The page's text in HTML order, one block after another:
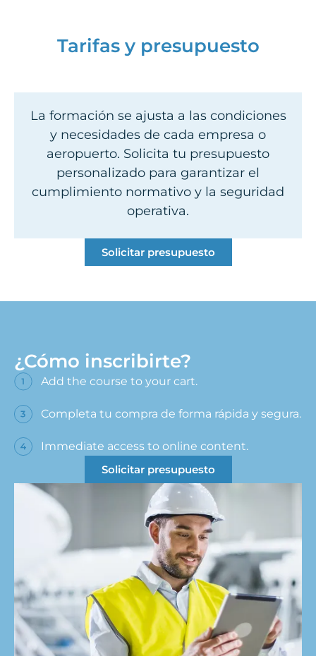
Tarifas y presupuesto
La formación se ajusta a las condiciones
y necesidades de cada empresa o
aeropuerto. Solicita tu presupuesto
personalizado para garantizar el
cumplimiento normativo y la seguridad
operativa.
Solicitar presupuesto
¿Cómo inscribirte?
Add the course to your cart.
Completa tu compra de forma rápida y segura.
Immediate access to online content.
Solicitar presupuesto